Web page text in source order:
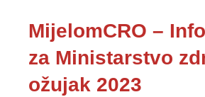
MijelomCRO –
za Ministarstvo
ožujak 2023